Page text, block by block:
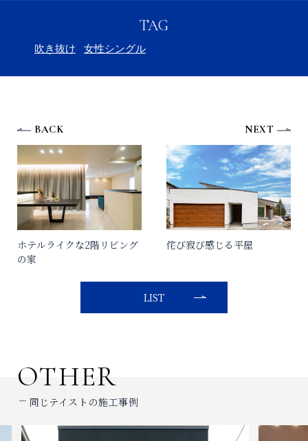
TAG
吹き抜け 女性シングル
BACK
ホテルライクな2階リビング
の家
NEXT
侘び寂び感じる平屋
LIST
OTHER
同じテイストの施工事例